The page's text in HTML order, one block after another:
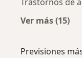
Trastornos de
Ver más (15)
Previsiones